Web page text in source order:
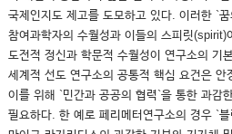
국제인지도 제고를 도모하고 있다. 이러한 `
참여과학자의 수월성과 이들의 스피릿
도전적 정신과 학문적 수월성이 연구소의 기
세계적 선도 연구소의 공통적 핵심 요건은 안
이를 위해 `민간과 공공의 협력`을 통한 과감
필요하다. 한 예로 페리메터연구소의 경우 `